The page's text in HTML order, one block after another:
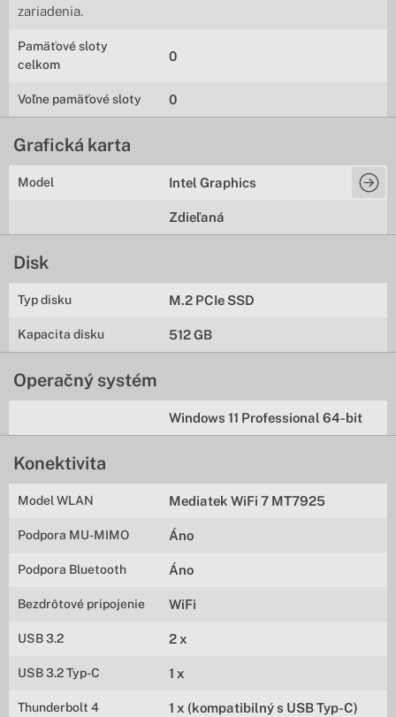
zariadenia.
Pamäťové sloty
celkom
0
Voľne pamäťové sloty 0
Grafická karta
Model Intel Graphics
Zdieľaná
Disk
Typ disku M.2 PCIe SSD
Kapacita disku 512 GB
Operačný systém
Windows 11 Professional 64-bit
Konektivita
Model WLAN Mediatek WiFi 7 MT7925
Podpora MU-MIMO Áno
Podpora Bluetooth Áno
Bezdrôtové pripojenie WiFi
USB 3.2 2 x
USB 3.2 Typ-C 1 x
Thunderbolt 4 1 x (kompatibilný s USB Typ-C)